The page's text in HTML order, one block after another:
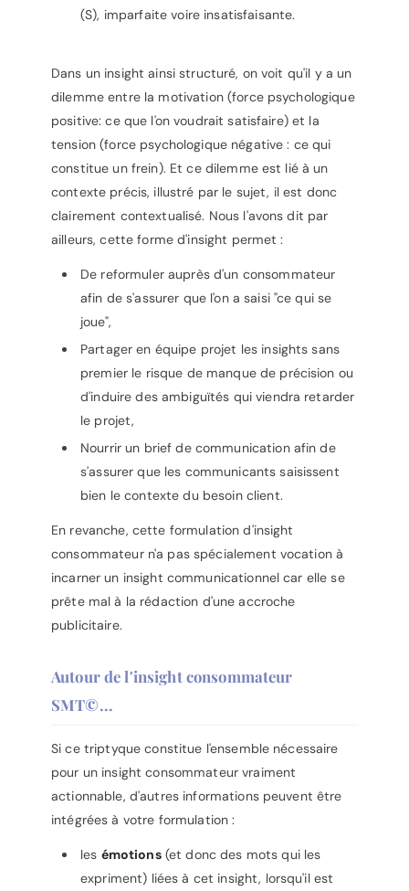
(S), imparfaite voire insatisfaisante.
Dans un insight ainsi structuré, on voit qu'il y a un
dilemme entre la motivation (force psychologique
positive: ce que l'on voudrait satisfaire) et la
tension (force psychologique négative : ce qui
constitue un frein). Et ce dilemme est lié à un
contexte précis, illustré par le sujet, il est donc
clairement contextualisé. Nous l'avons dit par
ailleurs, cette forme d'insight permet :
De reformuler auprès d'un consommateur
afin de s'assurer que l'on a saisi "ce qui se
joue",
Partager en équipe projet les insights sans
premier le risque de manque de précision ou
d'induire des ambiguïtés qui viendra retarder
le projet,
Nourrir un brief de communication afin de
s'assurer que les communicants saisissent
bien le contexte du besoin client.
En revanche, cette formulation d'insight
consommateur n'a pas spécialement vocation à
incarner un insight communicationnel car elle se
prête mal à la rédaction d'une accroche
publicitaire.
Autour de l'insight consommateur
SMT©...
Si ce triptyque constitue l'ensemble nécessaire
pour un insight consommateur vraiment
actionnable, d'autres informations peuvent être
intégrées à votre formulation :
les émotions(et donc des mots qui les
expriment) liées à cet insight, lorsqu'il est